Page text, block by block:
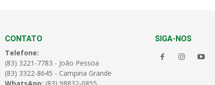
CONTATO
Telefone:
(83) 3221-7783 - João Pessoa
(83) 3322-8645 - Campina Grande
SIGA-NOS